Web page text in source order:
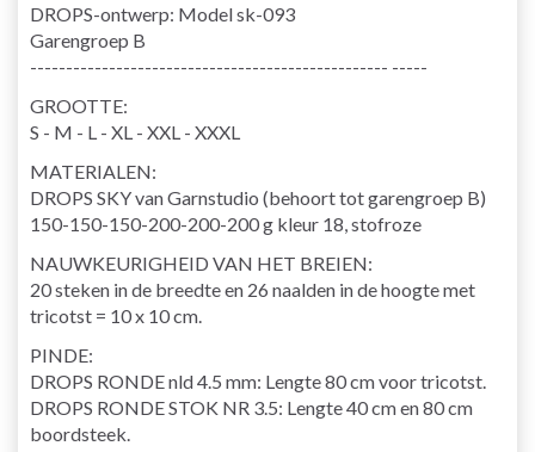
DROPS-ontwerp: Model sk-093
Garengroep B
-------------------------------------------------- -----
GROOTTE:
S - M - L - XL - XXL - XXXL
MATERIALEN:
DROPS SKY van Garnstudio (behoort tot garengroep B)
150-150-150-200-200-200 g kleur 18, stofroze
NAUWKEURIGHEID VAN HET BREIEN:
20 steken in de breedte en 26 naalden in de hoogte met
tricotst = 10 x 10 cm.
PINDE:
DROPS RONDE nld 4.5 mm: Lengte 80 cm voor tricotst.
DROPS RONDE STOK NR 3.5: Lengte 40 cm en 80 cm
boordsteek.